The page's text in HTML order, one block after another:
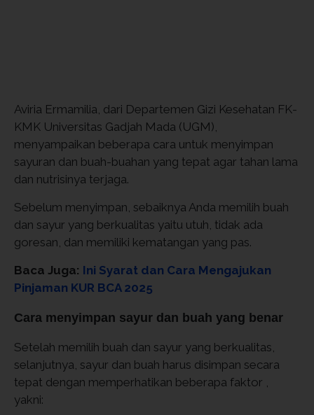
Aviria Ermamilia, dari Departemen Gizi Kesehatan FK-
KMK Universitas Gadjah Mada (UGM),
menyampaikan beberapa cara untuk menyimpan
sayuran dan buah-buahan yang tepat agar tahan lama
dan nutrisinya terjaga.
Sebelum menyimpan, sebaiknya Anda memilih buah
dan sayur yang berkualitas yaitu utuh, tidak ada
goresan, dan memiliki kematangan yang pas.
Baca Juga: Ini Syarat dan Cara Mengajukan
Pinjaman KUR BCA 2025
Cara menyimpan sayur dan buah yang benar
Setelah memilih buah dan sayur yang berkualitas,
selanjutnya, sayur dan buah harus disimpan secara
tepat dengan memperhatikan beberapa faktor ,
yakni: